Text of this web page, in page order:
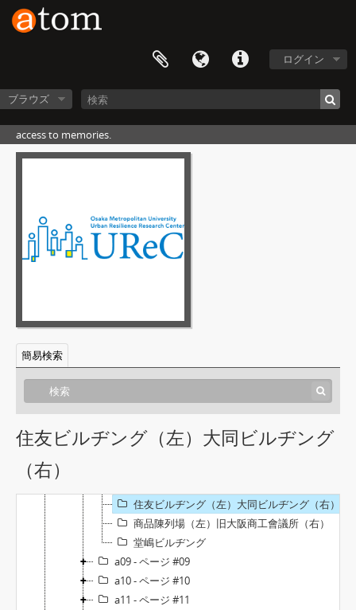
ログイン
ブラウズ
access to memories.
簡易検索
住友ビルヂング（左）大同ビルヂング
（右）
[フォンド] UEDA - 上田貞治郎写真史料, 1875-1989, undated
a01 - ページ #01
a03 - ページ #03
a06 - ページ #06
a07 - ページ #07
住友ビルヂング（左）大同ビルヂング（右）
商品陳列場（左）旧大阪商工會議所（右）
堂嶋ビルヂング
a09 - ページ #09
a10 - ページ #10
a11 - ページ #11